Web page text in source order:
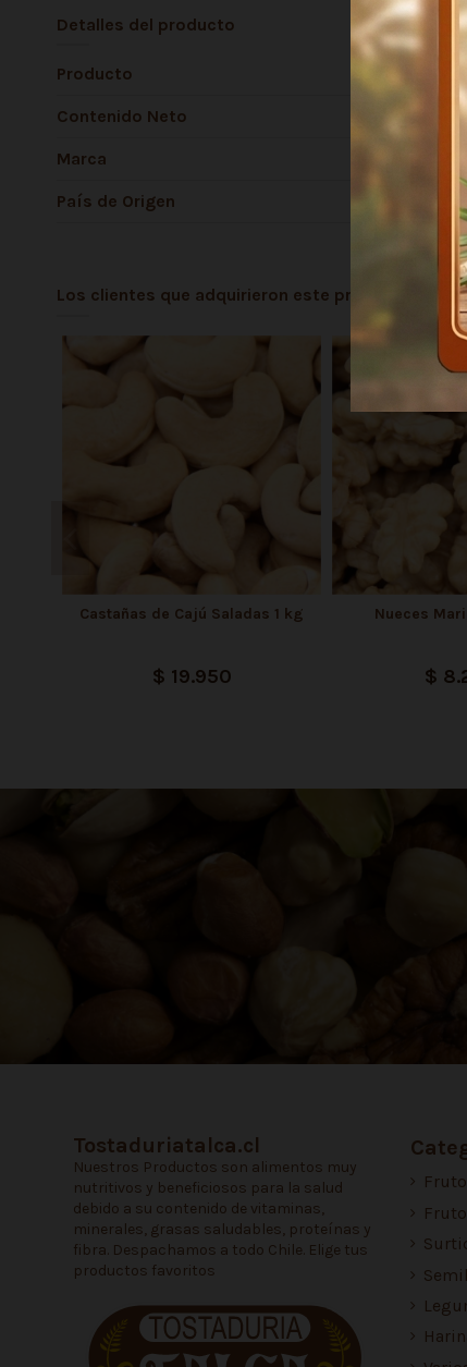
Detalles del producto
Producto
Contenido Neto
Marca
País de Origen
Los clientes que adquirieron este producto
Castañas de Cajú Saladas 1 kg
$ 19.950
Nueces
$
Tostaduriatalca.cl
Nuestros Productos son alimentos muy
nutritivos y beneficiosos para la salud
debido a su contenido de vitaminas,
minerales, grasas saludables, proteínas y
fibra. Despachamos a todo Chile. Elige tus
productos favoritos